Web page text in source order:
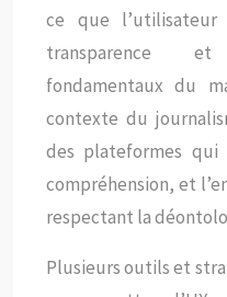
ce que
transparence
fondamentaux du
contexte du
des plateformes qui
compréhension, et
respectant la
Plusieurs outils et